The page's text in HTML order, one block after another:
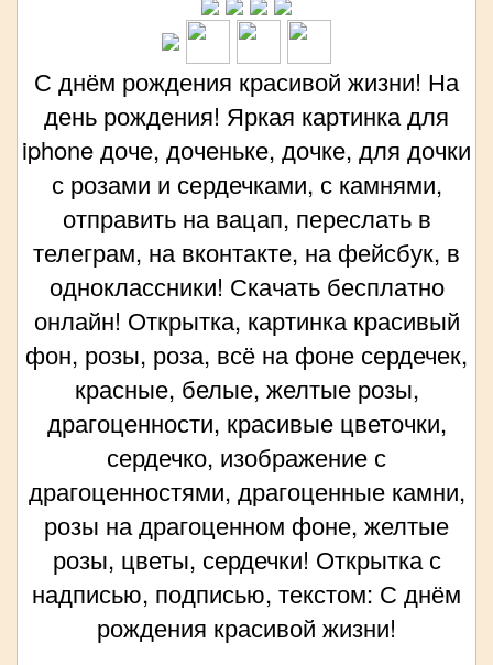
С днём рождения красивой жизни! На
день рождения! Яркая картинка для
iphone доче, доченьке, дочке, для дочки
с розами и сердечками, с камнями,
отправить на вацап, переслать в
телеграм, на вконтакте, на фейсбук, в
одноклассники! Скачать бесплатно
онлайн! Открытка, картинка красивый
фон, розы, роза, всё на фоне сердечек,
красные, белые, желтые розы,
драгоценности, красивые цветочки,
сердечко, изображение с
драгоценностями, драгоценные камни,
розы на драгоценном фоне, желтые
розы, цветы, сердечки! Открытка с
надписью, подписью, текстом: С днём
рождения красивой жизни!